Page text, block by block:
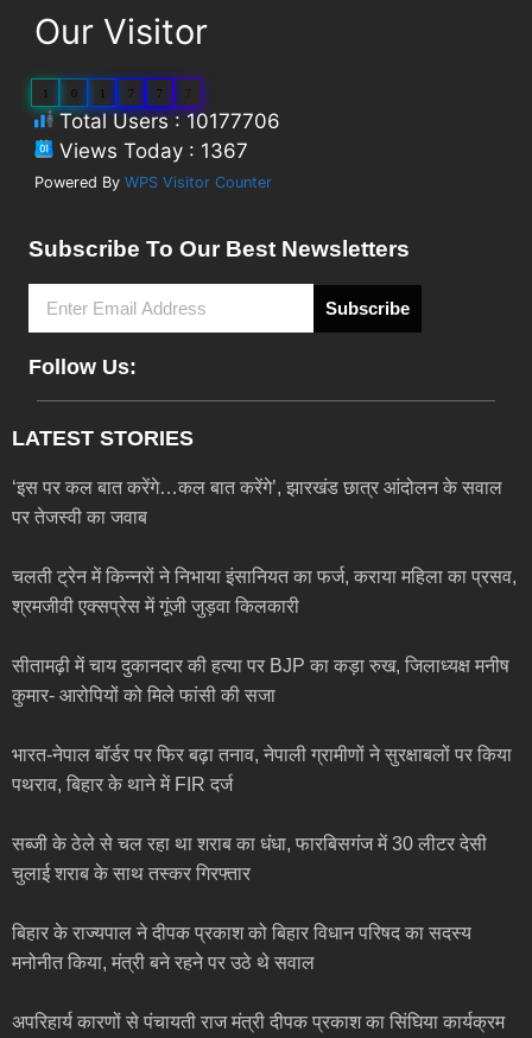
Our Visitor
1 1 7 7 7
Total Users : 10177706
Views Today : 1367
Powered By WPS Visitor Counter
Subscribe To Our Best Newsletters
Subscribe
Follow Us:
LATEST STORIES
‘इस पर कल बात करेंगे…कल बात करेंगे’, झारखंड छात्र आंदोलन के सवाल
पर तेजस्वी का जवाब
चलती ट्रेन में किन्नरों ने निभाया इंसानियत का फर्ज, कराया महिला का प्रसव,
श्रमजीवी एक्सप्रेस में गूंजी जुड़वा किलकारी
सीतामढ़ी में चाय दुकानदार की हत्या पर BJP का कड़ा रुख, जिलाध्यक्ष मनीष
कुमार- आरोपियों को मिले फांसी की सजा
भारत-नेपाल बॉर्डर पर फिर बढ़ा तनाव, नेपाली ग्रामीणों ने सुरक्षाबलों पर किया
पथराव, बिहार के थाने में FIR दर्ज
सब्जी के ठेले से चल रहा था शराब का धंधा, फारबिसगंज में 30 लीटर देसी
चुलाई शराब के साथ तस्कर गिरफ्तार
बिहार के राज्यपाल ने दीपक प्रकाश को बिहार विधान परिषद का सदस्य
मनोनीत किया, मंत्री बने रहने पर उठे थे सवाल
अपरिहार्य कारणों से पंचायती राज मंत्री दीपक प्रकाश का सिंघिया कार्यक्रम